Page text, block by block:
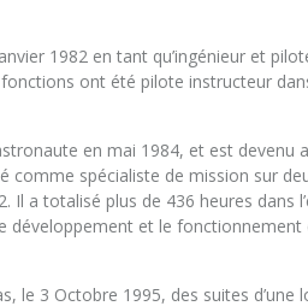
1982 en tant qu’ingénieur et
ont été pilote instructeur
en mai 1984, et est devenu
comme spécialiste de mission sur
Il a totalisé plus de 436 heures dans
développement et le fonctionnement
le 3 Octobre 1995, des suites d’une